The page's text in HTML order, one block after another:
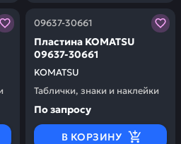
нас, вы получаете гарантию
09637-30661
KOMATSU
Пластина KOMATSU
09637-30661
Таблички, знаки и наклейки
Заказывая запчасти у
По запросу
В КОРЗИНУ